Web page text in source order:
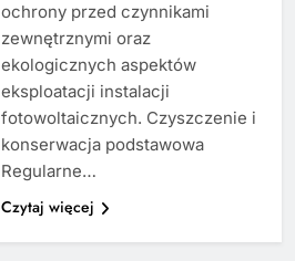
ochrony przed czynnikami
zewnętrznymi oraz
ekologicznych aspektów
eksploatacji instalacji
fotowoltaicznych. Czyszczenie i
konserwacja podstawowa
Regularne…
Czytaj więcej